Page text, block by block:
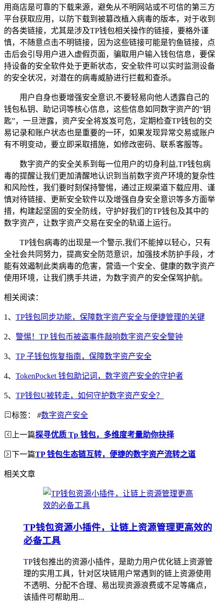
用商店是可靠的下载来源，避免从不明网站或不可信的第三方
平台获取应用，以防下载到被篡改植入病毒的版本，对于收到
的各类链接，尤其是涉及TP钱包相关操作的链接，要格外谨
慎，不随意点击不明链接，因为这些链接可能是钓鱼链接，点
击后会引导用户进入虚假页面，骗取用户输入钱包信息，要保
持设备的安全软件处于更新状态，安全软件可以实时监测设备
的安全状况，对潜在的病毒威胁进行拦截和查杀。
用户自身也要增强安全意识,不要轻易向他人透露自己的
钱包私钥、助记词等核心信息，这些信息如同数字资产的“钥
匙”，一旦泄露，资产安全将岌岌可危，定期检查TP钱包的交
易记录和账户状态也是重要的一环，如果发现异常交易或账户
有不明变动，要立即采取措施，如修改密码、联系客服等。
数字资产的安全关系到每一位用户的切身利益,TP钱包病
毒的提醒让我们更加清醒地认识到当前数字资产环境的复杂性
和风险性，我们要时刻保持警惕，通过正规渠道下载应用、谨
慎对待链接、更新安全软件以及增强自身安全意识等多方面举
措，构建起坚固的安全防线，守护好我们的TP钱包及其中的
数字资产，让数字资产交易在安全的轨道上运行。
TP钱包病毒的出现是一个警示,我们不能掉以轻心，只有
全社会共同努力，提高安全防范意识，加强技术防护手段，才
能有效遏制此类病毒的危害，营造一个安全、健康的数字资产
使用环境，让我们携手共进，为数字资产的安全保驾护航。
相关阅读：
1、 TP钱包同步功能，保障数字资产安全与便捷管理的关键
2、 警惕！TP 钱包币被盗事件敲响数字资产安全警钟
3、 TP 子钱包恢复指南，保障数字资产安全
4、 TokenPocket 钱包助记词，数字资产安全的守护者
5、 TP钱包U被转走，如何守护数字资产安全？
标签： #数字资产安全
上一篇探寻优质 Tp 钱包，多维度考量助你抉择
下一篇TP 钱包生态链互转，便捷的数字资产流转之道
相关文章
TP钱包资源小插件，让链上资源管理更高效的
必备工具
TP钱包推出的资源小插件，是助力用户优化链上资源管
理的实用工具，针对区块链用户常遇到的链上资源使用
不透明、分配不合理、易出现资源浪费或不足等痛点，
该插件可帮助用...